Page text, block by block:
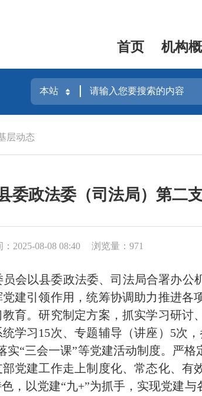
首页 机构
层动态
委政法委（司法局）第二
：2025-08-08 08:40 浏览量：971
以县委政法委、司法局合署办公
建引领作用，统筹协调助力推进各
育。研究制定方案，抓实学习研讨
学习15次、专题辅导（讲座）5次
实“三会一课”等党建活动制度。严
党建工作走上制度化、常态化、有
，以党建“九+”为抓手，实现党建